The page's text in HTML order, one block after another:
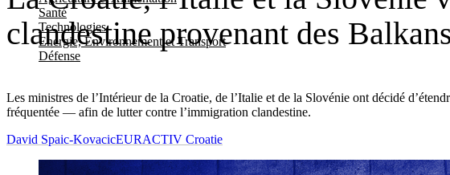
Santé
Technologies
Energie, Environnement et Transport
Défense
clandestine provenant des
Les ministres de l’Intérieur de la Croatie, de l’Italie et de la Slovénie ont décidé
fréquentée — afin de lutter contre l’immigration clandestine.
David Spaic-KovacicEURACTIV Croatie